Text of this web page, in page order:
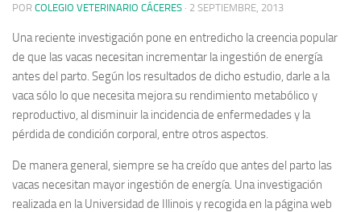
POR COLEGIO VETERINARIO CÁCERES · 2 SEPTIEMBRE, 2013
Una reciente investigación pone en entredicho la creencia popular
de que las vacas necesitan incrementar la ingestión de energía
antes del parto. Según los resultados de dicho estudio, darle a la
vaca sólo lo que necesita mejora su rendimiento metabólico y
reproductivo, al disminuir la incidencia de enfermedades y la
pérdida de condición corporal, entre otros aspectos.
De manera general, siempre se ha creído que antes del parto las
vacas necesitan mayor ingestión de energía. Una investigación
realizada en la Universidad de Illinois y recogida en la página web